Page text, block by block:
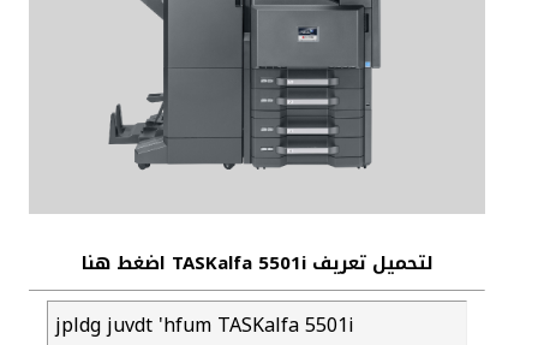
لتحميل تعريف TASKalfa 5501i اضغط هنا
jpldg juvdt 'hfum TASKalfa 5501i